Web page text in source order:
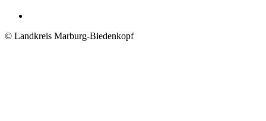
© Landkreis Marburg-Biedenkopf